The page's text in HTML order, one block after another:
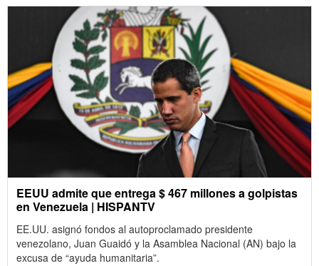
EEUU admite que entrega $ 467 millones a golpistas
en Venezuela | HISPANTV
EE.UU. asignó fondos al autoproclamado presidente
venezolano, Juan Guaidó y la Asamblea Nacional (AN) bajo la
excusa de “ayuda humanitaria”.